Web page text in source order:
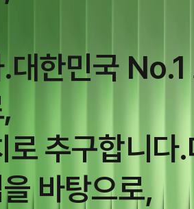
대한민국
로 추구합니다.
바탕으로,